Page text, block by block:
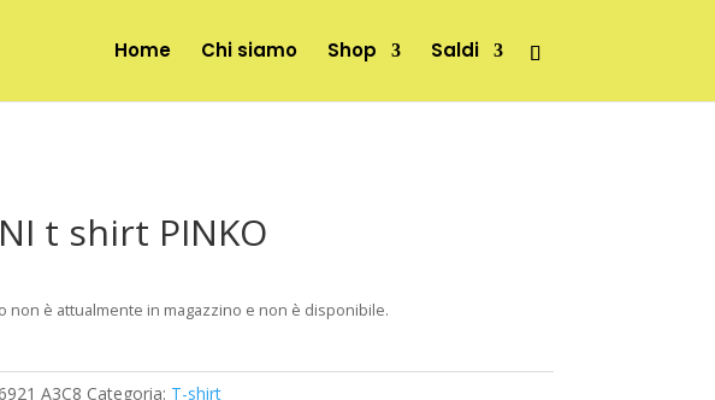
Home Chi siamo Shop Saldi
t shirt PINKO
non è attualmente in magazzino e non è disponibile.
A3C8 Categoria: T-shirt